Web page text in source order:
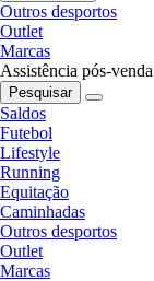
Outros desportos
Outlet
Marcas
Assistência pós-
Pesquisar
Saldos
Futebol
Lifestyle
Running
Equitação
Caminhadas
Outros desportos
Outlet
Marcas